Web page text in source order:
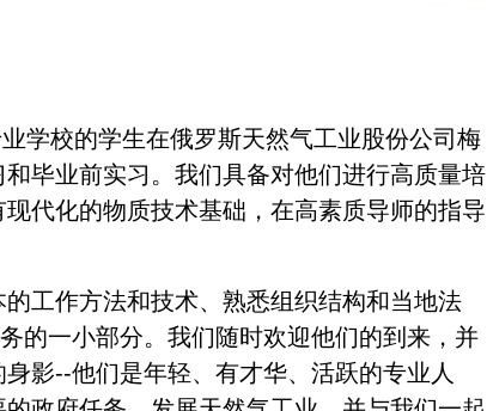
学校的学生在俄罗斯天然气工业股份公司梅
毕业前实习。我们具备对他们进行高质量培
代化的物质技术基础，在高素质导师的指导
工作方法和技术、熟悉组织结构和当地法
的一小部分。我们随时欢迎他们的到来，并
影--他们是年轻、有才华、活跃的专业人